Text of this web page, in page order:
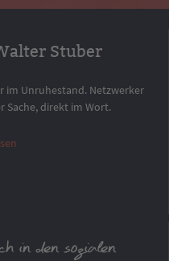
Stuber
im Unruhestand. Netzwerker
Sache, direkt im Wort.
in den sozialen